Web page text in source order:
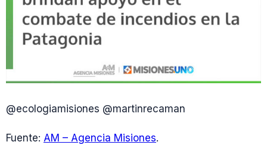
@ecologiamisiones @martinrecaman
Fuente: AM – Agencia Misiones.